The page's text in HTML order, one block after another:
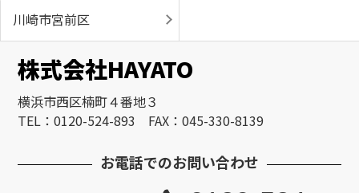
川崎市宮前区
株式会社HAYATO
横浜市西区楠町４番地３
TEL：0120-524-893 FAX：045-330-8139
お電話でのお問い合わせ